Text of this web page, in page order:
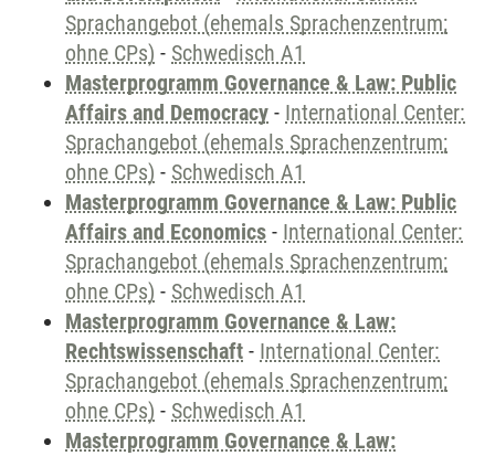
Sprachangebot (ehemals Sprachenzentrum;
ohne CPs) - Schwedisch A1
Masterprogramm Governance & Law: Public
Affairs and Democracy - International Center:
Sprachangebot (ehemals Sprachenzentrum;
ohne CPs) - Schwedisch A1
Masterprogramm Governance & Law: Public
Affairs and Economics - International Center:
Sprachangebot (ehemals Sprachenzentrum;
ohne CPs) - Schwedisch A1
Masterprogramm Governance & Law:
Rechtswissenschaft - International Center:
Sprachangebot (ehemals Sprachenzentrum;
ohne CPs) - Schwedisch A1
Masterprogramm Governance & Law: